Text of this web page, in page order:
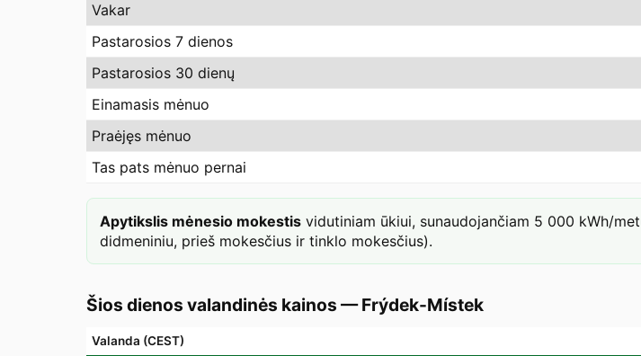
Vakar
Pastarosios 7 dienos
Pastarosios 30 dienų
Einamasis mėnuo
Praėjęs mėnuo
Tas pats mėnuo pernai
Apytikslis mėnesio mokestis vidutiniam ūkiui, sunaudojančiam 5 000 kWh/
didmeniniu, prieš mokesčius ir tinklo mokesčius).
Šios dienos valandinės kainos —Frýdek-Místek
Valanda (CEST)